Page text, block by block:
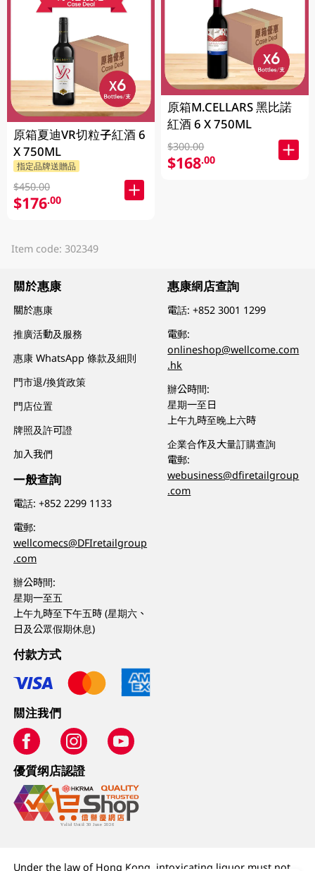
原箱夏迪VR切粒子紅酒 6
X 750ML
指定品牌送贈品
$450.00
$176.00
原箱M.CELLARS 黑比諾
紅酒 6 X 750ML
$300.00
$168.00
Item code: 302349
關於惠康
關於惠康
推廣活動及服務
惠康 WhatsApp 條款及細則
門市退/換貨政策
門店位置
牌照及許可證
加入我們
一般查詢
電話:+852 2299 1133
電郵:
wellcomecs@DFIretailgroup
.com
辦公時間:
星期一至五
上午九時至下午五時 (星期六、
日及公眾假期休息)
惠康網店查詢
電話:+852 3001 1299
電郵:
onlineshop@wellcome.com
.hk
辦公時間:
星期一至日
上午九時至晚上六時
企業合作及大量訂購查詢
電郵:
webusiness@dfiretailgroup
.com
付款方式
關注我們
優質纲店認證
Under the law of Hong Kong, intoxicating liquor must not